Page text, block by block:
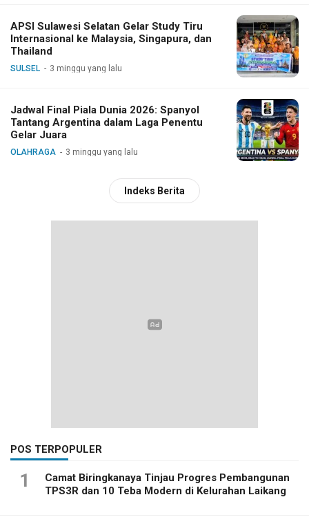
APSI Sulawesi Selatan Gelar Study Tiru
Internasional ke Malaysia, Singapura, dan
Thailand
SULSEL 3 minggu yang lalu
Jadwal Final Piala Dunia 2026: Spanyol
Tantang Argentina dalam Laga Penentu
Gelar Juara
OLAHRAGA 3 minggu yang lalu
Indeks Berita
POS TERPOPULER
1
Camat Biringkanaya Tinjau Progres Pembangunan
TPS3R dan 10 Teba Modern di Kelurahan Laikang